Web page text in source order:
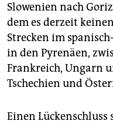
Slowenien nach
dem es derzeit
Strecken im
in den Pyrenäen,
Frankreich, Ungarn
Tschechien und
Einen